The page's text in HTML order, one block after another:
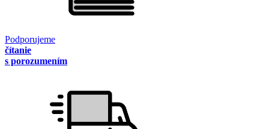
Podporujeme
čítanie
s porozumením